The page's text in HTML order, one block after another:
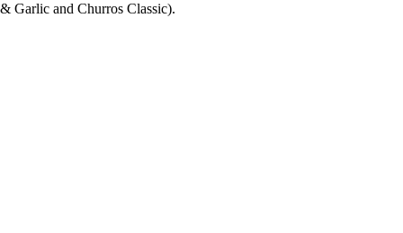
Garlic and Churros Classic).